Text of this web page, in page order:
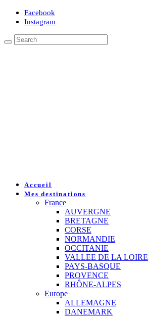
Facebook
Instagram
Accueil
Mes destinations
France
AUVERGNE
BRETAGNE
CORSE
NORMANDIE
OCCITANIE
VALLEE DE LA LOIRE
PAYS-BASQUE
PROVENCE
RHÔNE-ALPES
Europe
ALLEMAGNE
DANEMARK